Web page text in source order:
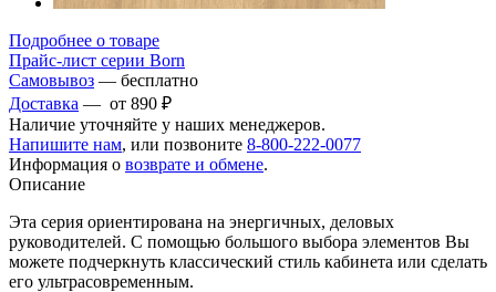
Подробнее о товаре
Прайс-лист серии Born
Самовывоз — бесплатно
Доставка — от 890 ₽
Наличие уточняйте у наших менеджеров.
Напишите нам, или позвоните 8-800-222-0077
Информация о возврате и обмене.
Описание
Эта серия ориентирована на энергичных, деловых
руководителей. С помощью большого выбора элементов Вы
можете подчеркнуть классический стиль кабинета или сделать
его ультрасовременным.